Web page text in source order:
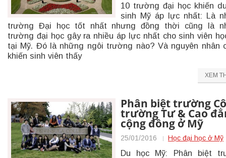
10 trường đại học khiến
sinh Mỹ áp lực nhất: Là
trường Đại học tốt nhất nhưng đồng thời cũng là
trường đại học gây ra nhiều áp lực nhất cho sinh viên
tại Mỹ. Đó là những ngôi trường nào? Và nguyên nhân
khiến sinh viên thấy
XEM
Phân biệt trường
trường Tư & Cao
cộng đồng ở Mỹ
25/01/2016 Học đại học ở Mỹ
Du học Mỹ: Phân biệt